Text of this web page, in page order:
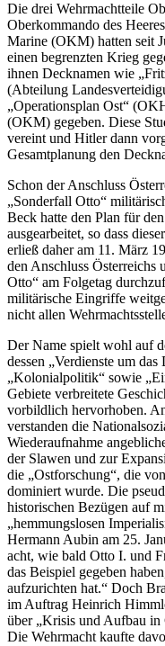
Die drei Wehrmachtteile
Oberkommando des
Marine (OKM) hatten seit
einen begrenzten Krieg
ihnen Decknamen wie
(Abteilung
Operationsplan Ost
(OKM) gegeben. Diese
vereint und Hitler dann
Gesamtplanung den
Schon der Anschluss
Sonderfall Otto
Beck hatte den Plan für den
ausgearbeitet, so dass
erließ daher am 11. März
den Anschluss Österreichs
Otto
am Folgetag
militärische Eingriffe
nicht allen
Der Name spielt wohl auf
dessen
Verdienste um das
Kolonialpolitik
sowie
Gebiete verbreitete
vorbildlich hervorhoben.
verstanden die
Wiederaufnahme
der Slawen und zur
die
Ostforschung , die
dominiert wurde. Die
historischen Bezügen auf
hemmungslosen
Hermann Aubin am 25.
acht, wie bald Otto I. und
das Beispiel gegeben
aufzurichten hat.
Doch
im Auftrag Heinrich
über Krisis und Aufbau in
Die Wehrmacht kaufte